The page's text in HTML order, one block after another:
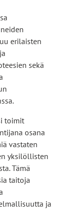
erilaisten
sekä
toimit
osana
vastaten
yksilöllisten
Tämä
taitoja
ja